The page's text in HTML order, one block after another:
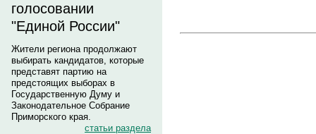
голосовании
"Единой России"
Жители региона продолжают
выбирать кандидатов, которые
представят партию на
предстоящих выборах в
Государственную Думу и
Законодательное Собрание
Приморского края.
статьи раздела